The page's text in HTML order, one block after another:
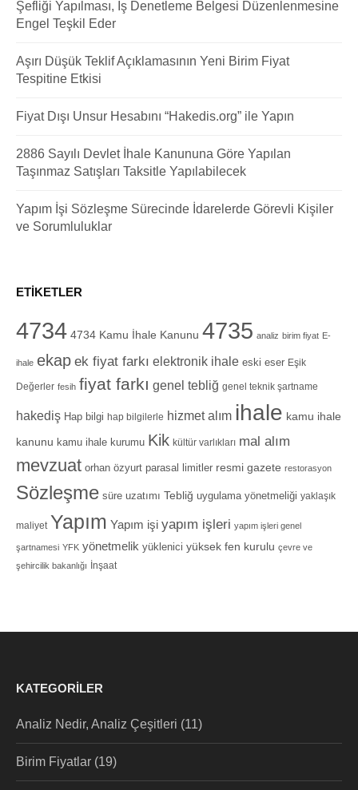
Şefliği Yapılması, İş Denetleme Belgesi Düzenlenmesine
Engel Teşkil Eder
Aşırı Düşük Teklif Açıklamasının Yeni Birim Fiyat
Tespitine Etkisi
Fiyat Dışı Unsur Hesabını “Hakedis.org” ile Yapın
2886 Sayılı Devlet İhale Kanununa Göre Yapılan
Taşınmaz Satışları Taksitle Yapılabilecek
Yapım İşi Sözleşme Sürecinde İdarelerde Görevli Kişiler
ve Sorumluluklar
ETIKETLER
4734 4734 Kamu İhale Kanunu 4735 analiz birim fiyat E-
ihale ekap ek fiyat farkı elektronik ihale eski eser Eşik
Değerler fesih fiyat farkı genel tebliğ genel teknik şartname
hakediş Hap bilgi hap bilgilerle hizmet alım ihale kamu ihale
kanunu kamu ihale kurumu Kik kültür varlıkları mal alım
mevzuat orhan özyurt parasal limitler resmi gazete restorasyon
Sözleşme süre uzatımı Tebliğ uygulama yönetmeliği yaklaşık
maliyet Yapım Yapım işi yapım işleri yapım işleri genel
şartnamesi YFK yönetmelik yüklenici yüksek fen kurulu çevre ve
şehircilik bakanlığı
İnşaat
KATEGORILER
Analiz Nedir, Analiz Çeşitleri (11)
Birim Fiyatlar (19)